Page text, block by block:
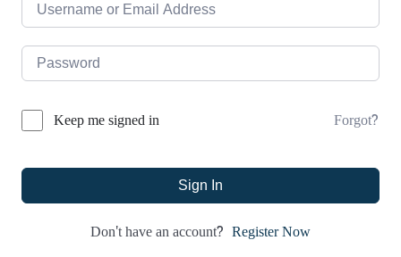
Keep me signed in Forgot?
Sign In
Don't have an account? Register Now